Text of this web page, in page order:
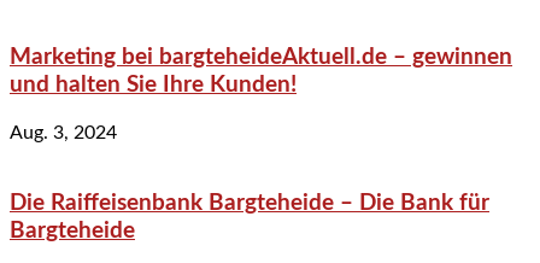
Marketing bei bargteheideAktuell.de – gewinnen
und halten Sie Ihre Kunden!
Aug. 3, 2024
Die Raiffeisenbank Bargteheide – Die Bank für
Bargteheide